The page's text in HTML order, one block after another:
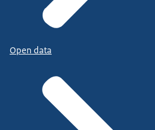
Open data